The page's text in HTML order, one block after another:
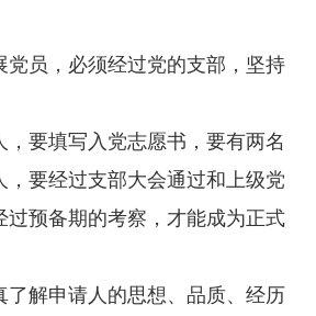
员，必须经过党的支部，坚持
，要填写入党志愿书，要有两名
，要经过支部大会通过和上级党
过预备期的考察，才能成为正式
了解申请人的思想、品质、经历